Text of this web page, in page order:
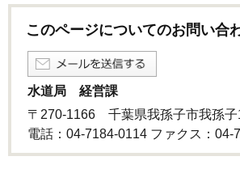
このページについてのお問い合
水道局 経営課
〒270-1166 千葉県我孫子市我孫子
電話：04-7184-0114 ファクス：04-